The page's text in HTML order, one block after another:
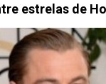
estrelas de